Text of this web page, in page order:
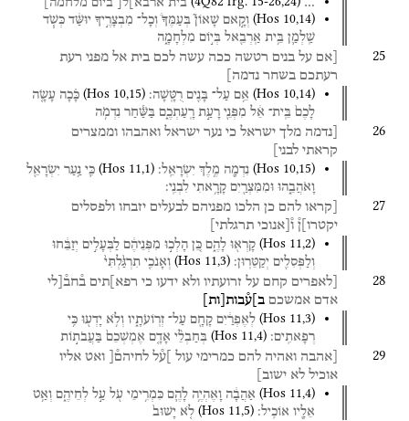
(Hos 10,14) וְקָ֣אם שָׁאוֹן֮ בְּעַמֶּךָ֒ וְכָל־ מִבְצָרֶ֣יךָ יוּשַּׁ֔ד כְּשֹׁ֧ד
שַֽׁלְמַ֛ן בֵּ֥ית אַֽרְבֵ֖אל בְּי֣וֹם מִלְחָמָ֑ה
25 [אם על בנים רטשה ככה עשה לכם בית אל מפני רעת
רעתכם בשחר נדמה]
(Hos 10,14) אֵ֥ם עַל־ בָּנִ֖ים רֻטָּֽשָׁה׃ (Hos 10,15) כָּ֗כָה עָשָׂ֤ה
לָכֶם֙ בֵּֽית־ אֵ֔ל מִפְּנֵ֖י רָעַ֣ת רָֽעַתְכֶ֑ם בַּשַּׁ֕חַר נִדְמֹ֥ה
26 [נדמה מלך ישראל כי נער ישראל ואהבהו וממצרים
קראתי לבני]
(Hos 10,15) נִדְמָ֖ה מֶ֥לֶךְ יִשְׂרָאֵֽל׃ (Hos 11,1) כִּ֛י נַ֥עַר יִשְׂרָאֵ֖ל
וָאֹהֲבֵ֑הוּ וּמִמִּצְרַ֖יִם קָרָ֥אתִי לִבְנִֽי׃
27 [קראו להם כן הלכו מפניהם לבעלים יזבחו ולפסלים
יקטרו]ן֯ ו֯[אנוכי תרגלתי]
(Hos 11,2) קָרְא֖וּ לָהֶ֑ם כֵּ֚ן הָלְכ֣וּ מִפְּנֵיהֶ֔ם לַבְּעָלִ֣ים יְזַבֵּ֔חוּ
וְלַפְּסִלִ֖ים יְקַטֵּרֽוּן׃ (Hos 11,3) וְאָנֹכִ֤י תִרְגַּ֙לְתִּי֙
28 [לאפרים קחם על זרועתיו ולא ידעו כי רפא]תים ב֯חב֯[לי
אדם אמשכם ב]ע֯בות ות
(Hos 11,3) לְאֶפְרַ֔יִם קָחָ֖ם עַל־ זְרֽוֹעֹתָ֑יו וְלֹ֥א יָדְע֖וּ כִּ֥י
רְפָאתִֽים׃
(Hos 11,4) בְּחַבְלֵ֨י אָדָ֤ם אֶמְשְׁכֵם֙ בַּעֲבֹת֣וֹת
29 [אהבה ואהיה להם כמרימי עול ]ע֯ל לחיהם֯[ ואט אליו
אוכיל לא ישוב]
(Hos 11,4) אַהֲבָ֔ה וָאֶהְיֶ֥ה לָהֶ֛ם כִּמְרִ֥ימֵי עֹ֖ל עַ֣ל לְחֵיהֶ֑ם וְאַ֥ט
אֵלָ֖יו אוֹכִֽיל׃ (Hos 11,5) לֹ֤א יָשׁוּב֙